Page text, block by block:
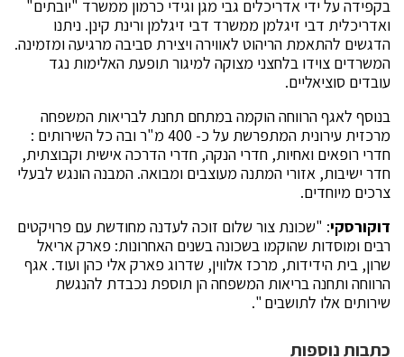
בקפידה על ידי אדריכלים גבי מגן וגידי כרמון ממשרד "יובתים"
ואדריכלית דבי זיגלמן ממשרד דבי זיגלמן ורינת קינן. ניתנו
הדגשים להתאמת הריהוט לאווירה ויצירת סביבה מרגיעה ומזמינה.
המשרדים צוידו בלחצני מצוקה למיגור תופעת האלימות נגד
עובדים סוציאליים.
בנוסף לאגף הרווחה הוקמה במתחם תחנת לבריאות המשפחה
מרכזית עירונית המתפרשת על כ- 400 מ"ר ובה כל השירותים :
חדרי רופאים ואחיות, חדרי הנקה, חדרי הדרכה אישית וקבוצתית,
חדר ישיבות, אזורי המתנה מעוצבים ומבואה. המבנה הונגש לבעלי
צרכים מיוחדים.
דוקורסקי: "שכונת צור שלום זוכה לעדנה מחודשת עם פרויקטים
רבים ומוסדות שהוקמו בשכונה בשנים האחרונות: פארק אריאל
שרון, בית הידידות, מרכז אלווין, שדרוג פארק אלי כהן ועוד. אגף
הרווחה ותחנה בריאות המשפחה הן תוספת נכבדת להנגשת
שירותים אלו לתושבים ".
כתבות נוספות